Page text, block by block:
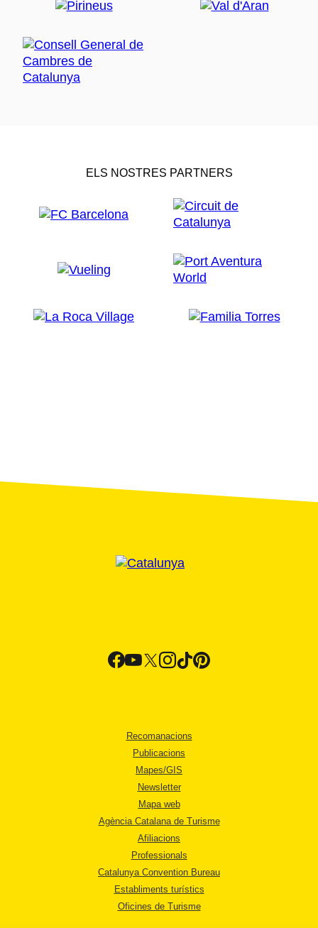
ELS NOSTRES PARTNERS
Recomanacions
Publicacions
Mapes/GIS
Newsletter
Mapa web
Agència Catalana de Turisme
Afiliacions
Professionals
Catalunya Convention Bureau
Establiments turístics
Oficines de Turisme